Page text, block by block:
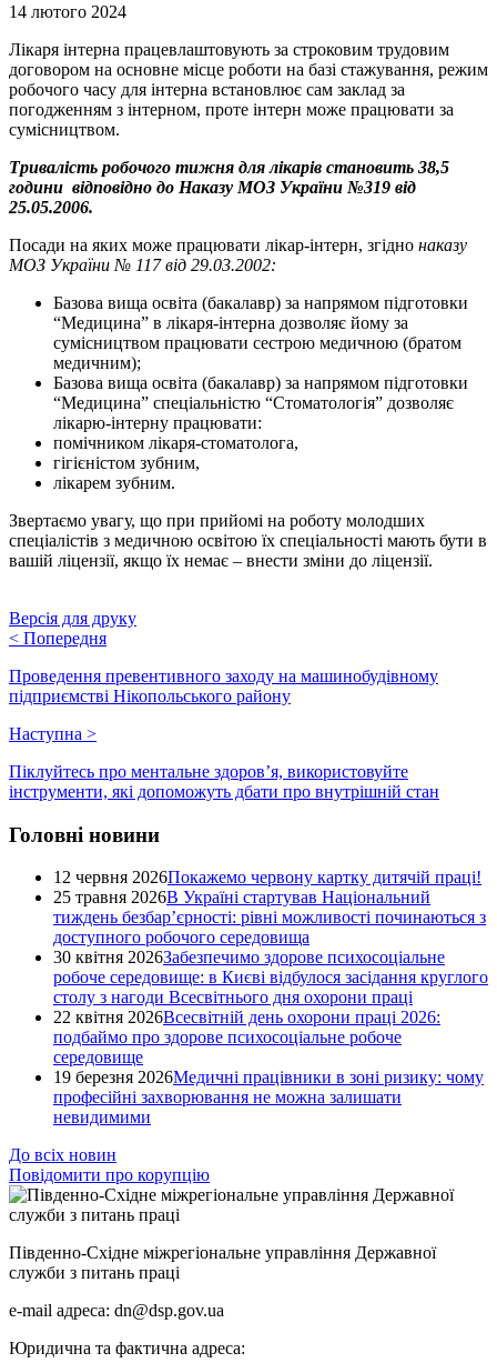
14 лютого 2024
Лікаря інтерна працевлаштовують за строковим трудовим
договором на основне місце роботи на базі стажування, режим
робочого часу для інтерна встановлює сам заклад за
погодженням з інтерном, проте інтерн може працювати за
сумісництвом.
Тривалість робочого тижня для лікарів становить 38,5
години відповідно до Наказу МОЗ України №319 від
25.05.2006.
Посади на яких може працювати лікар-інтерн, згідно наказу
МОЗ України № 117 від 29.03.2002:
Базова вища освіта (бакалавр) за напрямом підготовки
“Медицина” в лікаря-інтерна дозволяє йому за
сумісництвом працювати сестрою медичною (братом
медичним);
Базова вища освіта (бакалавр) за напрямом підготовки
“Медицина” спеціальністю “Стоматологія” дозволяє
лікарю-інтерну працювати:
помічником лікаря-стоматолога,
гігієністом зубним,
лікарем зубним.
Звертаємо увагу, що при прийомі на роботу молодших
спеціалістів з медичною освітою їх спеціальності мають бути в
вашій ліцензії, якщо їх немає – внести зміни до ліцензії.
Версія для друку
< Попередня
Проведення превентивного заходу на машинобудівному
підприємстві Нікопольського району
Наступна >
Піклуйтесь про ментальне здоров’я, використовуйте
інструменти, які допоможуть дбати про внутрішній стан
Головні новини
12 червня 2026Покажемо червону картку дитячій праці!
25 травня 2026В Україні стартував Національний
тиждень безбар’єрності: рівні можливості починаються з
доступного робочого середовища
30 квітня 2026Забезпечимо здорове психосоціальне
робоче середовище: в Києві відбулося засідання круглого
столу з нагоди Всесвітнього дня охорони праці
22 квітня 2026Всесвітній день охорони праці 2026:
подбаймо про здорове психосоціальне робоче
середовище
19 березня 2026Медичні працівники в зоні ризику: чому
професійні захворювання не можна залишати
невидимими
До всіх новин
Повідомити про корупцію
Південно-Східне міжрегіональне управління Державної
служби з питань праці
e-mail адреса: dn@dsp.gov.ua
Юридична та фактична адреса: